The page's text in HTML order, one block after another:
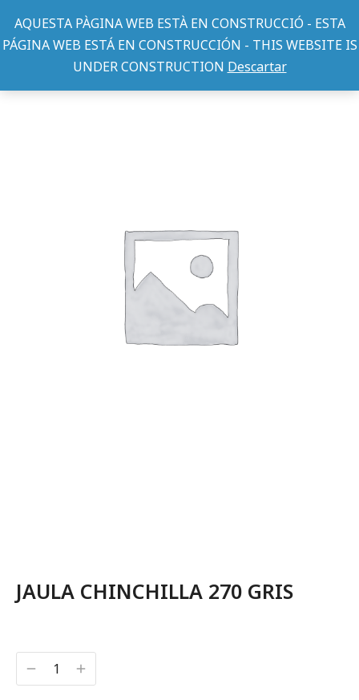
AQUESTA PÀGINA WEB ESTÀ EN CONSTRUCCIÓ - ESTA
PÁGINA WEB ESTÁ EN CONSTRUCCIÓN - THIS WEBSITE IS
UNDER CONSTRUCTION Descartar
JAULA CHINCHILLA 270 GRIS